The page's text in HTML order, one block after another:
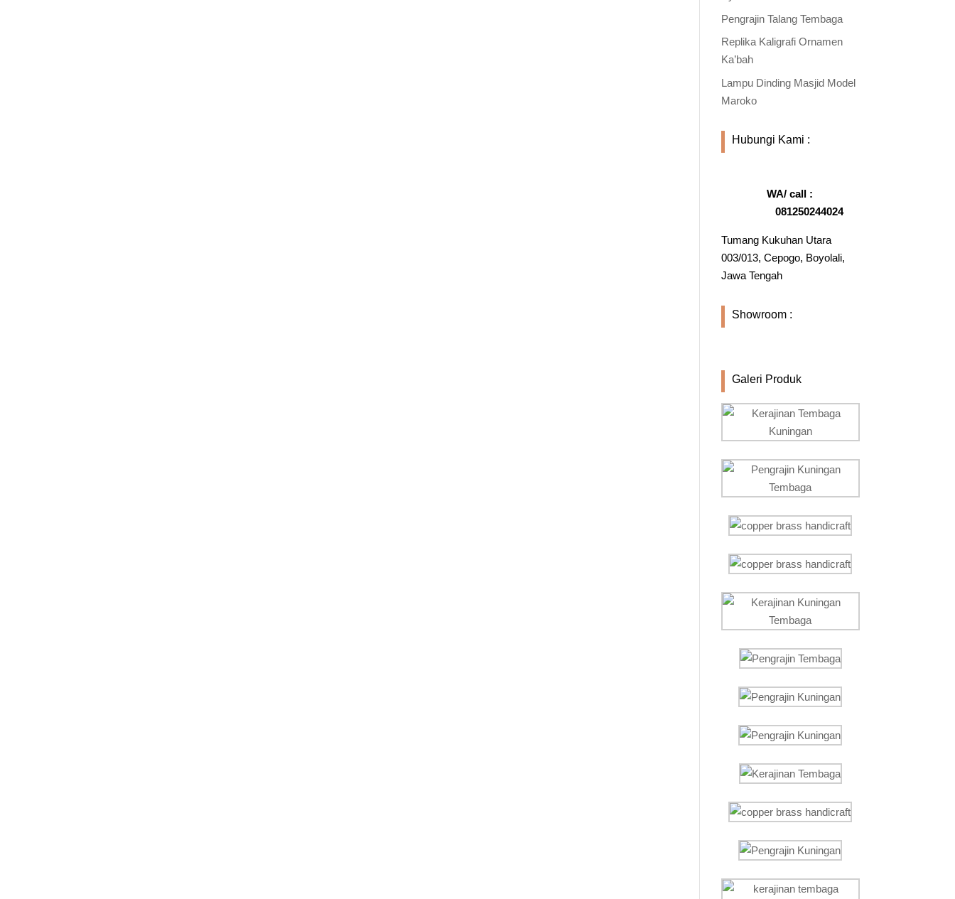
Pengrajin Talang Tembaga
Replika Kaligrafi Ornamen
Ka’bah
Lampu Dinding Masjid Model
Maroko
Hubungi Kami :
WA/ call :
081250244024
Tumang Kukuhan Utara
003/013, Cepogo, Boyolali,
Jawa Tengah
Showroom :
Galeri Produk